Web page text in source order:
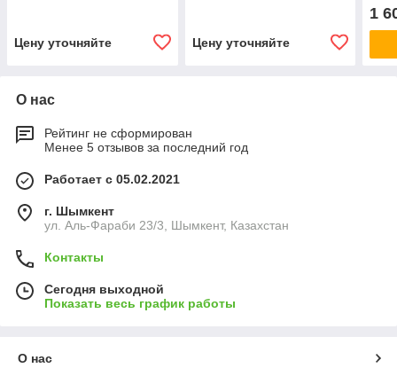
Цену уточняйте Цену уточняйте
1
О нас
Рейтинг не сформирован
Менее 5 отзывов за последний год
Работает с 05.02.2021
г. Шымкент
ул. Аль-Фараби 23/3, Шымкент, Казахстан
Контакты
Сегодня выходной
Показать весь график работы
О нас